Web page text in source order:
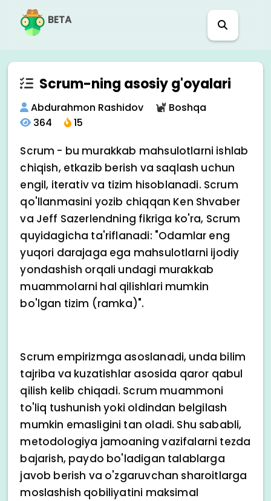
BETA
Scrum-ning asosiy g'oyalari
Abdurahmon Rashidov
Boshqa
364
15
Scrum - bu murakkab mahsulotlarni ishlab
chiqish, etkazib berish va saqlash uchun
engil, iterativ va tizim hisoblanadi. Scrum
qo'llanmasini yozib chiqqan Ken Shvaber
va Jeff Sazerlendning fikriga ko'ra, Scrum
quyidagicha ta'riflanadi: "Odamlar eng
yuqori darajaga ega mahsulotlarni ijodiy
yondashish orqali undagi murakkab
muammolarni hal qilishlari mumkin
bo'lgan tizim (ramka)".
Scrum empirizmga asoslanadi, unda bilim
tajriba va kuzatishlar asosida qaror qabul
qilish kelib chiqadi. Scrum muammoni
to'liq tushunish yoki oldindan belgilash
mumkin emasligini tan oladi. Shu sababli,
metodologiya jamoaning vazifalarni tezda
bajarish, paydo bo'ladigan talablarga
javob berish va o'zgaruvchan sharoitlarga
moslashish qobiliyatini maksimal